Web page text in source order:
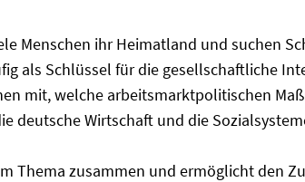
Menschen ihr Heimatland und suchen
als Schlüssel für die gesellschaftliche
mit, welche arbeitsmarktpolitischen
deutsche Wirtschaft und die
Thema zusammen und ermöglicht den